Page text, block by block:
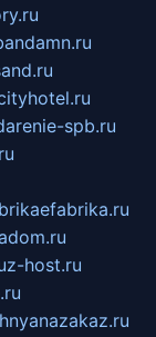
spb.ru
z-host.ru